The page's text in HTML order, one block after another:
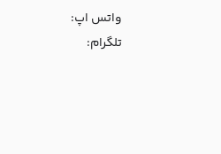
واتس اپ:
تلگرام: